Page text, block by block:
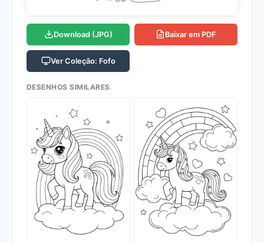
Download (JPG) Baixar em PDF
Ver Coleção: Fofo
DESENHOS SIMILARES